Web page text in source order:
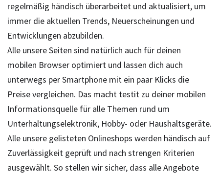
regelmäßig händisch überarbeitet und aktualisiert, um
immer die aktuellen Trends, Neuerscheinungen und
Entwicklungen abzubilden.
Alle unsere Seiten sind natürlich auch für deinen
mobilen Browser optimiert und lassen dich auch
unterwegs per Smartphone mit ein paar Klicks die
Preise vergleichen. Das macht testit zu deiner mobilen
Informationsquelle für alle Themen rund um
Unterhaltungselektronik, Hobby- oder Haushaltsgeräte.
Alle unsere gelisteten Onlineshops werden händisch auf
Zuverlässigkeit geprüft und nach strengen Kriterien
ausgewählt. So stellen wir sicher, dass alle Angebote